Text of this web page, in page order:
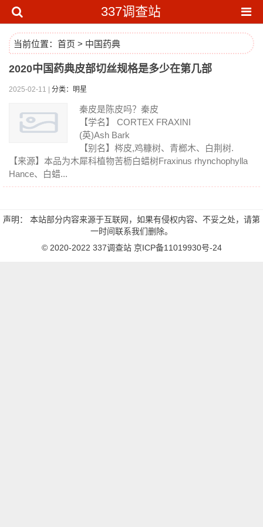
337调查站
当前位置： 首页 > 中国药典
2020中国药典皮部切丝规格是多少在第几部
2025-02-11 | 分类：明星
秦皮是陈皮吗？秦皮
【学名】 CORTEX FRAXINI
(英)Ash Bark
【别名】梣皮,鸡糠树、青榔木、白荆树.
【来源】本品为木犀科植物苦枥白蜡树Fraxinus rhynchophylla
Hance、白蜡...
声明： 本站部分内容来源于互联网，如果有侵权内容、不妥之处，请第
一时间联系我们删除。
© 2020-2022 337调查站 京ICP备11019930号-24